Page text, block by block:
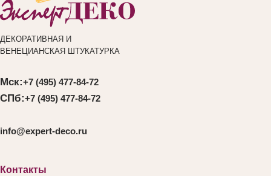
ДЕКОРАТИВНАЯ И
ВЕНЕЦИАНСКАЯ ШТУКАТУРКА
Мск:+7 (495) 477-84-72
СПб:+7 (495) 477-84-72
info@expert-deco.ru
Контакты